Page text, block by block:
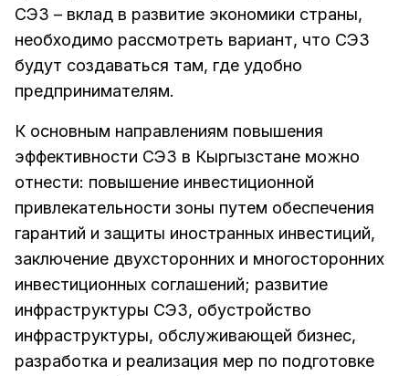
СЭЗ – вклад в развитие экономики страны,
необходимо рассмотреть вариант, что СЭЗ
будут создаваться там, где удобно
предпринимателям.
К основным направлениям повышения
эффективности СЭЗ в Кыргызстане можно
отнести: повышение инвестиционной
привлекательности зоны путем обеспечения
гарантий и защиты иностранных инвестиций,
заключение двухсторонних и многосторонних
инвестиционных соглашений; развитие
инфраструктуры СЭЗ, обустройство
инфраструктуры, обслуживающей бизнес,
разработка и реализация мер по подготовке